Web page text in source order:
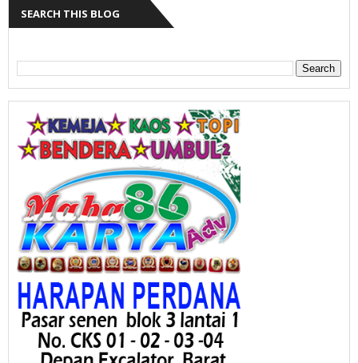
SEARCH THIS BLOG